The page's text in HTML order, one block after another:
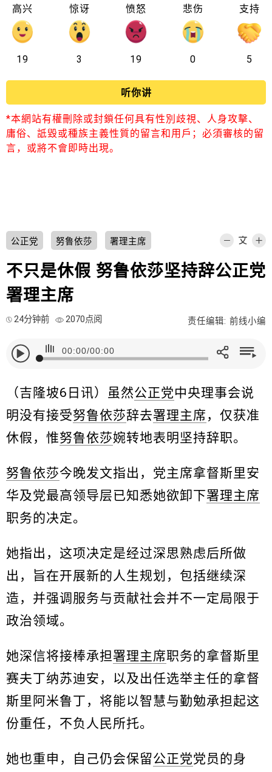
高兴
19
惊讶
3
愤怒
19
悲伤
0
支持
5
听你讲
*本網站有權刪除或封鎖任何具有性別歧視、人身攻擊、
庸俗、詆毀或種族主義性質的留言和用戶；必須審核的留
言，或將不會即時出現。
公正党 努鲁依莎 署理主席
不只是休假 努鲁依莎坚持辞公正党
署理主席
24分钟前 2070点阅 责任编辑: 前线小编
00:00/00:00
（吉隆坡6日讯）虽然公正党中央理事会说
明没有接受努鲁依莎辞去署理主席 ，仅获准
休假，惟努鲁依莎婉转地表明坚持辞职。
努鲁依莎今晚发文指出，党主席拿督斯里安
华及党最高领导层已知悉她欲卸下署理主席
职务的决定。
她指出，这项决定是经过深思熟虑后所做
出，旨在开展新的人生规划，包括继续深
造，并强调服务与贡献社会并不一定局限于
政治领域。
她深信将接棒承担署理主席职务的拿督斯里
赛夫丁纳苏迪安，以及出任选举主任的拿督
斯里阿米鲁丁，将能以智慧与勤勉承担起这
份重任，不负人民所托。
她也重申，自己仍会保留公正党党员的身